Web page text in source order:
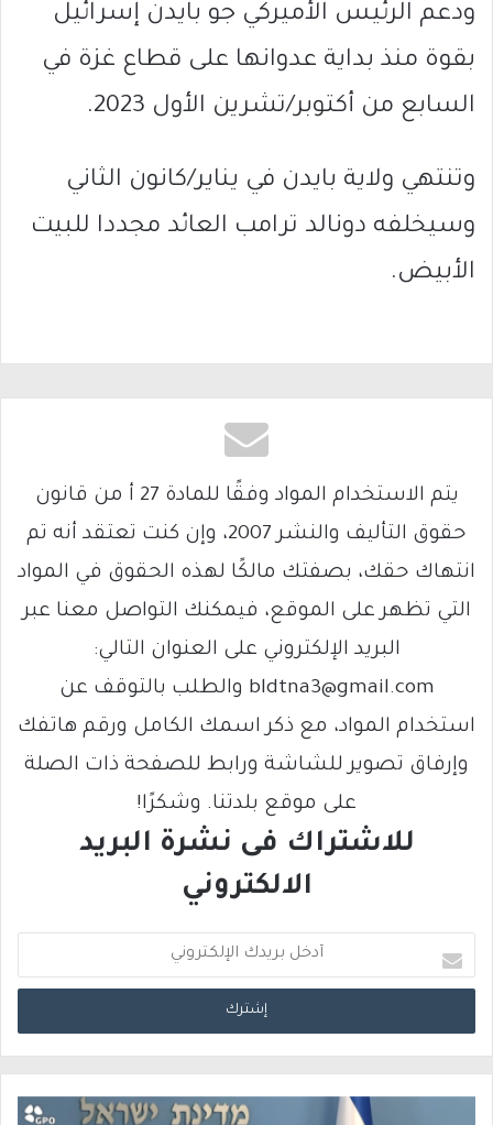
ودعم الرئيس الأميركي جو بايدن إسرائيل
بقوة منذ بداية عدوانها على قطاع غزة في
السابع من أكتوبر/تشرين الأول 2023.
وتنتهي ولاية بايدن في يناير/كانون الثاني
وسيخلفه دونالد ترامب العائد مجددا للبيت
الأبيض.
يتم الاستخدام المواد وفقًا للمادة 27 أ من قانون
حقوق التأليف والنشر 2007، وإن كنت تعتقد أنه تم
انتهاك حقك، بصفتك مالكًا لهذه الحقوق في المواد
التي تظهر على الموقع، فيمكنك التواصل معنا عبر
البريد الإلكتروني على العنوان التالي:
bldtna3@gmail.com والطلب بالتوقف عن
استخدام المواد، مع ذكر اسمك الكامل ورقم هاتفك
وإرفاق تصوير للشاشة ورابط للصفحة ذات الصلة
على موقع بلدتنا. وشكرًا!
للاشتراك فى نشرة البريد
الالكتروني
د
خ